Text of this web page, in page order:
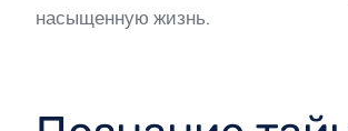
насыщенную жизнь.